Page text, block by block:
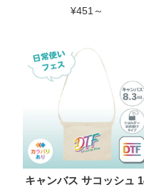
¥451～
キャンバス サコッシュ